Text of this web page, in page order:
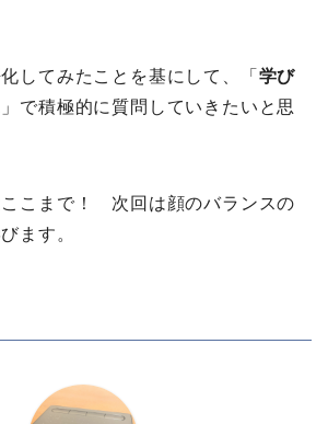
してみたことを基にして、「 学び
」で積極的に質問していきたいと思
ここまで！ 次回は顔のバランスの
ます。